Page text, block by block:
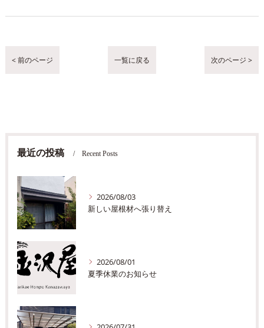
< 前のページ 一覧に戻る 次のページ >
最近の投稿 Recent Posts
2026/08/03
新しい屋根材へ張り替え
2026/08/01
夏季休業のお知らせ